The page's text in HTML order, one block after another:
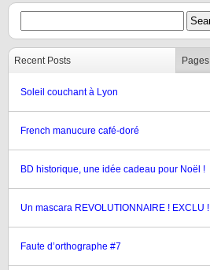
Recent Posts Pages
Soleil couchant à Lyon
French manucure café-doré
BD historique, une idée cadeau pour Noël !
Un mascara REVOLUTIONNAIRE ! EXCLU !
Faute d’orthographe #7